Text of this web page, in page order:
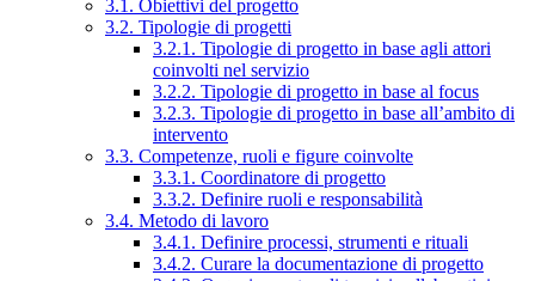
3.1. Obiettivi del progetto
3.2. Tipologie di progetti
3.2.1. Tipologie di progetto in base agli attori
coinvolti nel servizio
3.2.2. Tipologie di progetto in base al focus
3.2.3. Tipologie di progetto in base all’ambito di
intervento
3.3. Competenze, ruoli e figure coinvolte
3.3.1. Coordinatore di progetto
3.3.2. Definire ruoli e responsabilità
3.4. Metodo di lavoro
3.4.1. Definire processi, strumenti e rituali
3.4.2. Curare la documentazione di progetto